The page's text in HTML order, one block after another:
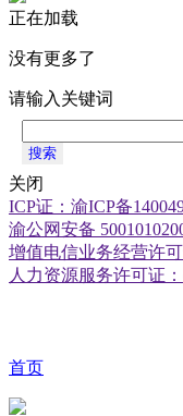
正在加载
没有更多了
请输入关键词
搜索
关闭
ICP证：渝ICP备
渝公网安备
增值电信业务经营许
人力资源服务许可证
首页